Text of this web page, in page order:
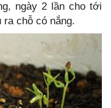
ngày 2 lần cho tới
chỗ có nắng.